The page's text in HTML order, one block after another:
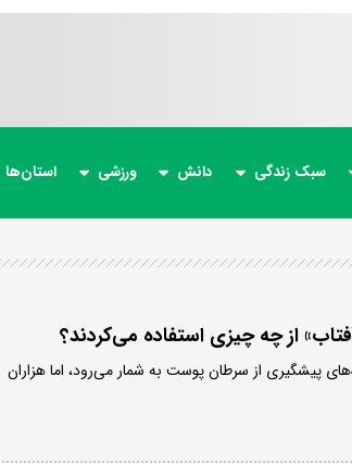
سبک زندگی دانش ورزشی استان‌ها
از چه چیزی استفاده می‌کردند؟
پیشگیری از سرطان پوست به شمار می‌رود، اما هزاران